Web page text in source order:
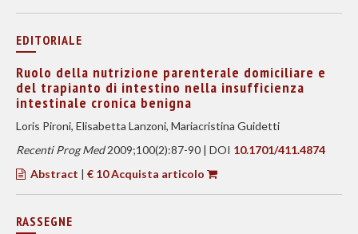
EDITORIALE
Ruolo della nutrizione parenterale domiciliare e
del trapianto di intestino nella insufficienza
intestinale cronica benigna
Loris Pironi, Elisabetta Lanzoni, Mariacristina Guidetti
Recenti Prog Med2009;100(2):87-90 | DOI 10.1701/411.4874
Abstract | € 10 Acquista articolo
RASSEGNE